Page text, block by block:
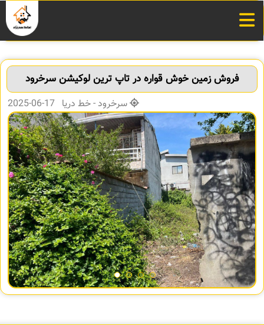
فروش زمین خوش قواره در تاپ ترین لوکیشن سرخرود
سرخرود - خط دریا 17-06-2025